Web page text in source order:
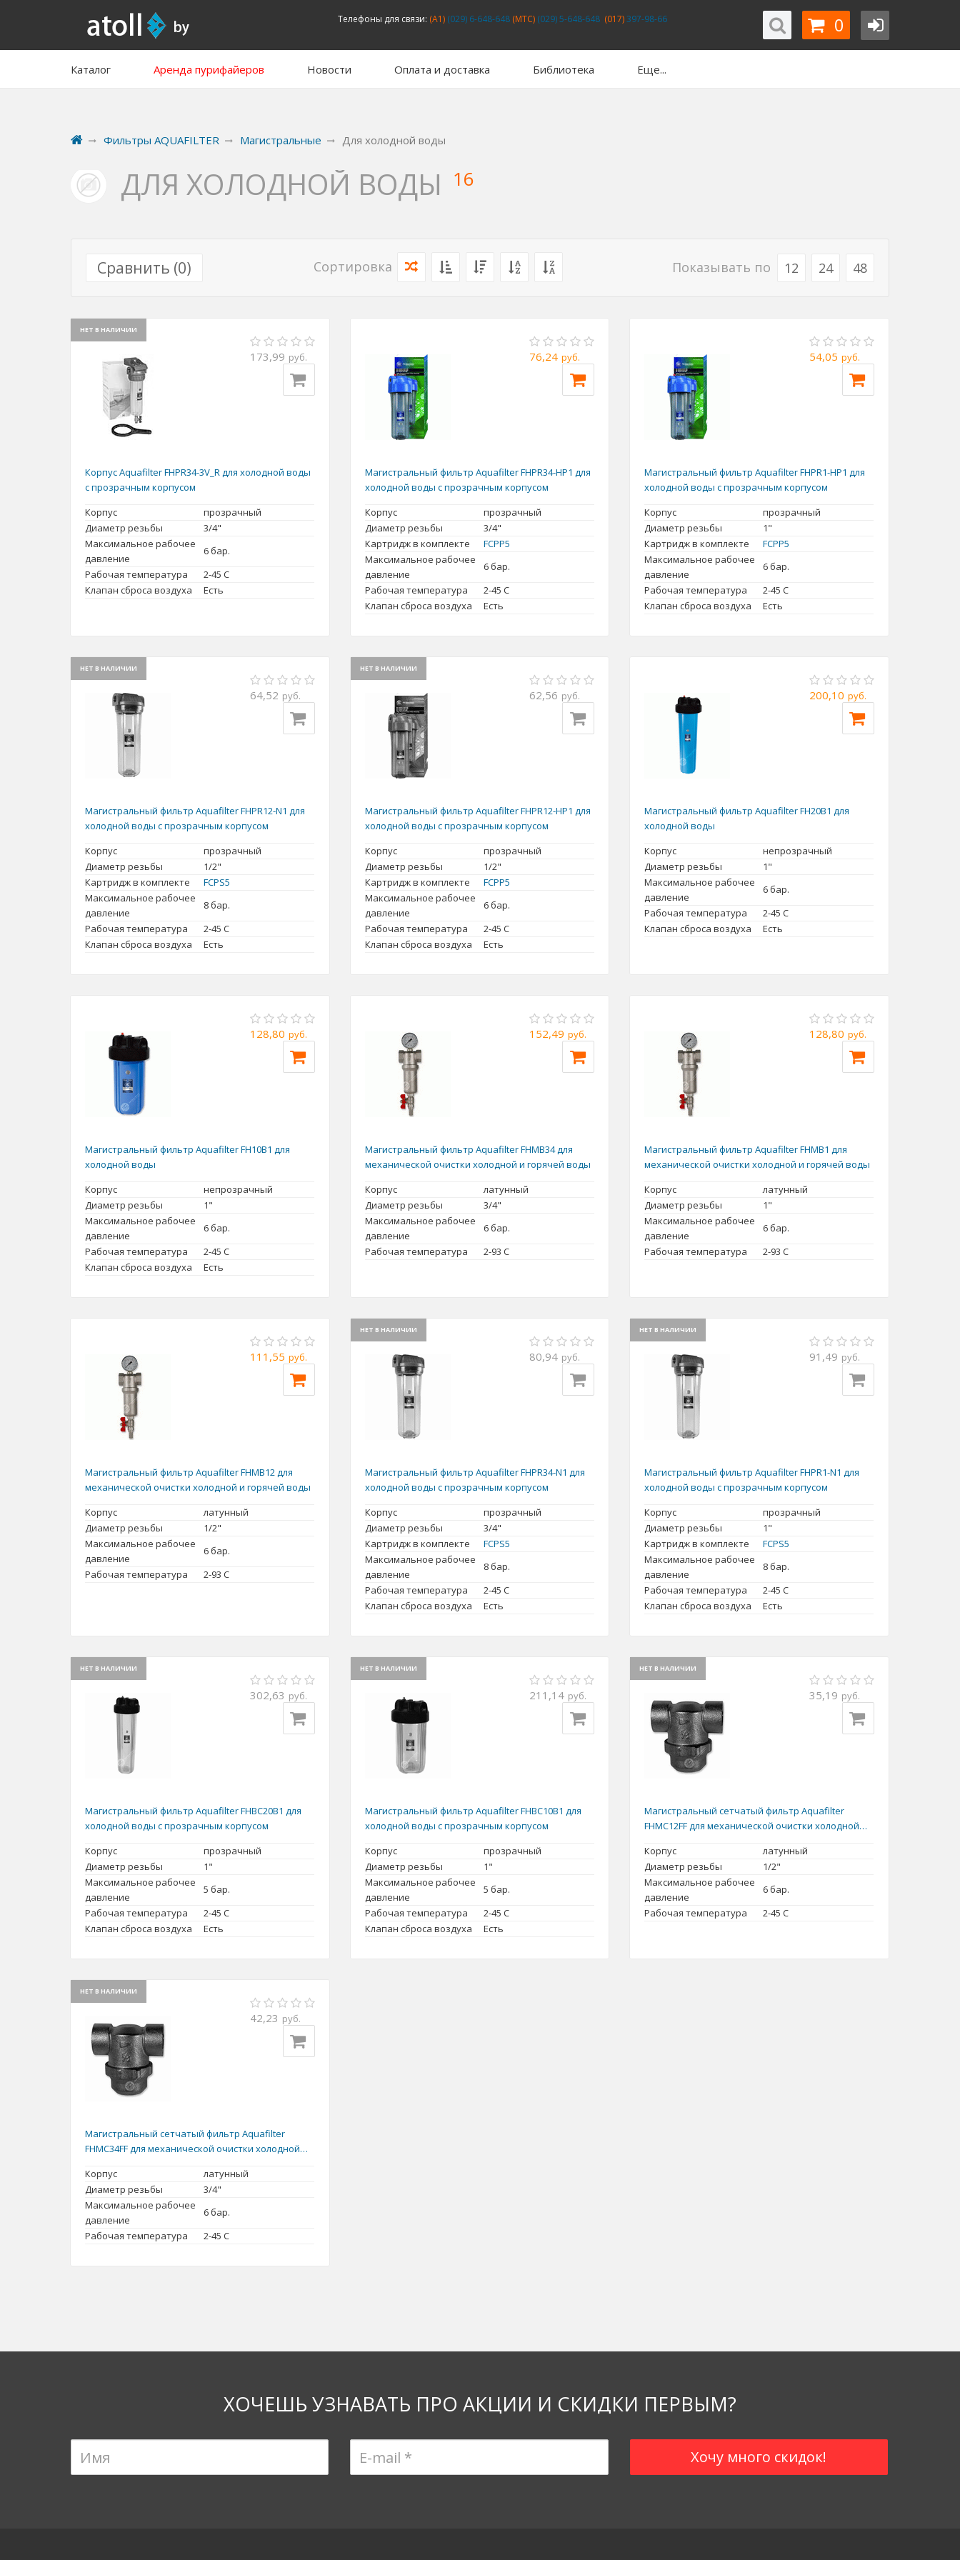
Телефоны для связи: (A1)(029) 6-648-648(MTC)(029) 5-648-648 (017)397-98-66 0
Каталог Аренда пурифайеров Новости Оплата и доставка Библиотека Еще...
Фильтры AQUAFILTER Магистральные Для холодной воды
ДЛЯ ХОЛОДНОЙ ВОДЫ 16
Сравнить (0) Показывать по 12 24 48
Сортировка
НЕТ В НАЛИЧИИ
173,99 руб.
Корпус Aquafilter FHPR34-3V_R для холодной воды
с прозрачным корпусом
Корпус
прозрачный
Диаметр резьбы
3/4"
Максимальное рабочее
давление
6 бар.
Рабочая температура
2-45 С
Клапан сброса воздуха
Есть
76,24 руб.
Магистральный фильтр Aquafilter FHPR34-HP1 для
холодной воды с прозрачным корпусом
Корпус
прозрачный
Диаметр резьбы
3/4"
Картридж в комплекте
FCPP5
Максимальное рабочее
давление
6 бар.
Рабочая температура
2-45 С
Клапан сброса воздуха
Есть
54,05 руб.
Магистральный фильтр Aquafilter FHPR1-HP1 для
холодной воды с прозрачным корпусом
Корпус
прозрачный
Диаметр резьбы
1"
Картридж в комплекте
FCPP5
Максимальное рабочее
давление
6 бар.
Рабочая температура
2-45 С
Клапан сброса воздуха
Есть
НЕТ В НАЛИЧИИ
64,52 руб.
Магистральный фильтр Aquafilter FHPR12-N1 для
холодной воды с прозрачным корпусом
Корпус
прозрачный
Диаметр резьбы
1/2"
Картридж в комплекте
FCPS5
Максимальное рабочее
давление
8 бар.
Рабочая температура
2-45 С
Клапан сброса воздуха
Есть
НЕТ В НАЛИЧИИ
62,56 руб.
Магистральный фильтр Aquafilter FHPR12-HP1 для
холодной воды с прозрачным корпусом
Корпус
прозрачный
Диаметр резьбы
1/2"
Картридж в комплекте
FCPP5
Максимальное рабочее
давление
6 бар.
Рабочая температура
2-45 С
Клапан сброса воздуха
Есть
200,10 руб.
Магистральный фильтр Aquafilter FH20B1 для
холодной воды
Корпус
непрозрачный
Диаметр резьбы
1"
Максимальное рабочее
давление
6 бар.
Рабочая температура
2-45 С
Клапан сброса воздуха
Есть
128,80 руб.
Магистральный фильтр Aquafilter FH10B1 для
холодной воды
Корпус
непрозрачный
Диаметр резьбы
1"
Максимальное рабочее
давление
6 бар.
Рабочая температура
2-45 С
Клапан сброса воздуха
Есть
152,49 руб.
Магистральный фильтр Aquafilter FHMB34 для
механической очистки холодной и горячей воды
Корпус
латунный
Диаметр резьбы
3/4"
Максимальное рабочее
давление
6 бар.
Рабочая температура
2-93 С
128,80 руб.
Магистральный фильтр Aquafilter FHMB1 для
механической очистки холодной и горячей воды
Корпус
латунный
Диаметр резьбы
1"
Максимальное рабочее
давление
6 бар.
Рабочая температура
2-93 С
111,55 руб.
Магистральный фильтр Aquafilter FHMB12 для
механической очистки холодной и горячей воды
Корпус
латунный
Диаметр резьбы
1/2"
Максимальное рабочее
давление
6 бар.
Рабочая температура
2-93 С
НЕТ В НАЛИЧИИ
80,94 руб.
Магистральный фильтр Aquafilter FHPR34-N1 для
холодной воды с прозрачным корпусом
Корпус
прозрачный
Диаметр резьбы
3/4"
Картридж в комплекте
FCPS5
Максимальное рабочее
давление
8 бар.
Рабочая температура
2-45 С
Клапан сброса воздуха
Есть
НЕТ В НАЛИЧИИ
91,49 руб.
Магистральный фильтр Aquafilter FHPR1-N1 для
холодной воды с прозрачным корпусом
Корпус
прозрачный
Диаметр резьбы
1"
Картридж в комплекте
FCPS5
Максимальное рабочее
давление
8 бар.
Рабочая температура
2-45 С
Клапан сброса воздуха
Есть
НЕТ В НАЛИЧИИ
302,63 руб.
Магистральный фильтр Aquafilter FHBC20B1 для
холодной воды с прозрачным корпусом
Корпус
прозрачный
Диаметр резьбы
1"
Максимальное рабочее
давление
5 бар.
Рабочая температура
2-45 С
Клапан сброса воздуха
Есть
НЕТ В НАЛИЧИИ
211,14 руб.
Магистральный фильтр Aquafilter FHBC10B1 для
холодной воды с прозрачным корпусом
Корпус
прозрачный
Диаметр резьбы
1"
Максимальное рабочее
давление
5 бар.
Рабочая температура
2-45 С
Клапан сброса воздуха
Есть
НЕТ В НАЛИЧИИ
35,19 руб.
Магистральный сетчатый фильтр Aquafilter
FHMC12FF для механической очистки холодной
Корпус
латунный
Диаметр резьбы
1/2"
Максимальное рабочее
давление
6 бар.
Рабочая температура
2-45 С
НЕТ В НАЛИЧИИ
42,23 руб.
Магистральный сетчатый фильтр Aquafilter
FHMC34FF для механической очистки холодной
Корпус
латунный
Диаметр резьбы
3/4"
Максимальное рабочее
давление
6 бар.
Рабочая температура
2-45 С
ХОЧЕШЬ УЗНАВАТЬ ПРО АКЦИИ И СКИДКИ ПЕРВЫМ?